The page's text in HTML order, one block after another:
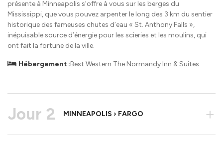
présente à Minneapolis s’offre à vous sur les berges du
Mississippi, que vous pouvez arpenter le long des 3 km du sentier
historique des fameuses chutes d’eau « St. Anthony Falls »,
inépuisable source d’énergie pour les scieries et les moulins, qui
ont fait la fortune de la ville.
Hébergement :Best Western The Normandy Inn & Suites
Jour 2 MINNEAPOLIS › FARGO +